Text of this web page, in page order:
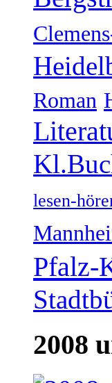
Roman
lesen-
Pfalz-
2008